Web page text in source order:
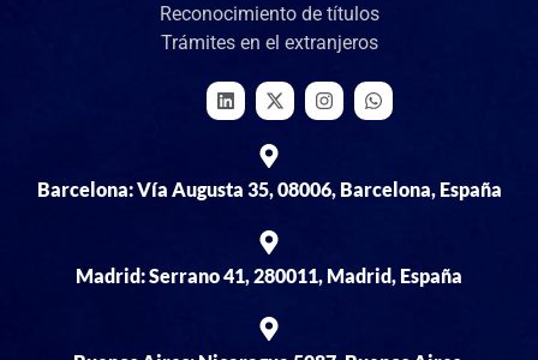
Reconocimiento de títulos
Trámites en el extranjeros
Barcelona: Vía Augusta 35, 08006, Barcelona, España
Madrid: Serrano 41, 280011, Madrid, España